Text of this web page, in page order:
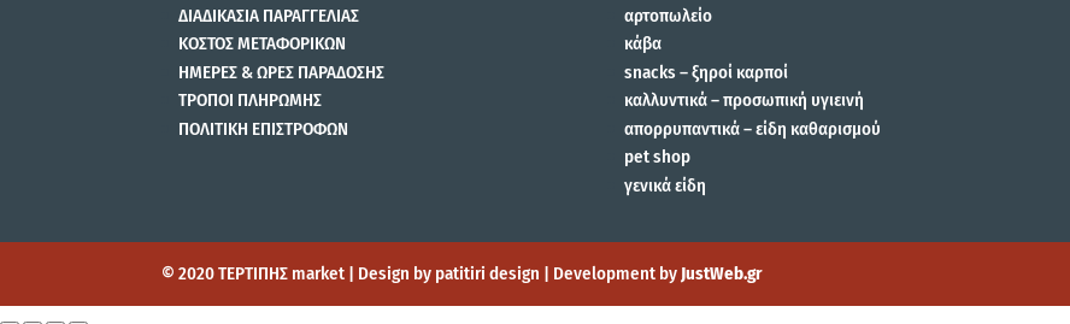
ΔΙΑΔΙΚΑΣΙΑ ΠΑΡΑΓΓΕΛΙΑΣ
ΚΟΣΤΟΣ ΜΕΤΑΦΟΡΙΚΩΝ
ΗΜΕΡΕΣ & ΩΡΕΣ ΠΑΡΑΔΟΣΗΣ
ΤΡΟΠΟΙ ΠΛΗΡΩΜΗΣ
ΠΟΛΙΤΙΚΗ ΕΠΙΣΤΡΟΦΩΝ
αρτοπωλείο
κάβα
snacks – ξηροί καρποί
καλλυντικά – προσωπική υγιεινή
απορρυπαντικά – είδη καθαρισμού
pet shop
γενικά είδη
© 2020 ΤΕΡΤΙΠΗΣ market | Design by patitiri design | Development by JustWeb.gr